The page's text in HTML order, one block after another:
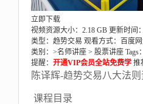
立即下载
视频资源大小：2.18 GB 更新时间
类型：趋势交易 观看方式：百度
类别：>名师讲座 > 股票讲座 Tags：
提醒： 开通VIP会员全站免费学 推
陈译辉-趋势交易八大法则
课程目录